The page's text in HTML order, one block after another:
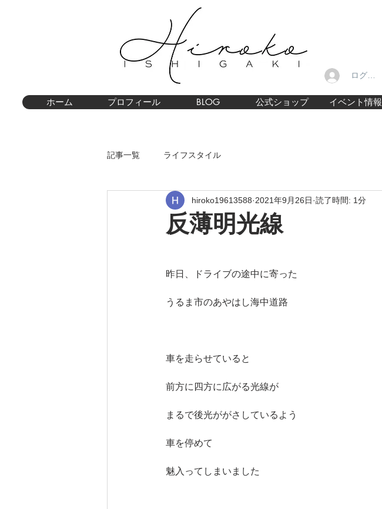
ログイン
ホーム プロフィール BLOG 公式ショップ イベント情報
記事一覧 ライフスタイル
反薄明光線
hiroko19613588 2021年9月26日 読了時間: 1分
昨日、ドライブの途中に寄った
うるま市のあやはし海中道路
車を走らせていると
前方に四方に広がる光線が
まるで後光ががさしているよう
車を停めて
魅入ってしまいました